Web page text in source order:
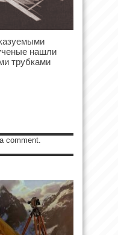
нашли
трубками
comment.